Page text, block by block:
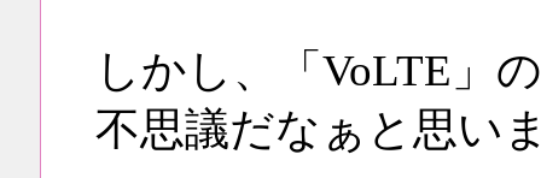
しかし、「VoLTE」
不思議だなぁと思い